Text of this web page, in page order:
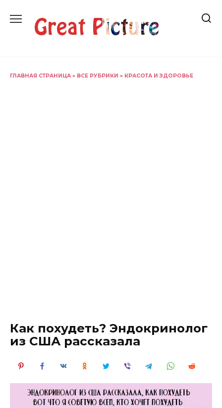
содержанию
ГЛАВНАЯ СТРАНИЦА » ВСЕ РУБРИКИ » КРАСОТА И ЗДОРОВЬЕ
Как похудеть? Эндокринолог
из США рассказала